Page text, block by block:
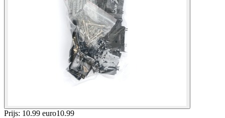
Prijs: 10.99 euro10.99